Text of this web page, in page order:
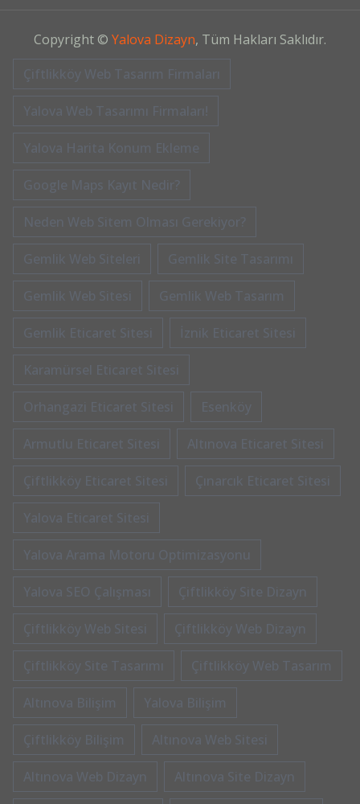
Copyright © Yalova Dizayn, Tüm Hakları Saklıdır.
Çiftlikköy Web Tasarım Firmaları
Yalova Web Tasarımı Firmaları!
Yalova Harita Konum Ekleme
Google Maps Kayıt Nedir?
Neden Web Sitem Olması Gerekiyor?
Gemlik Web Siteleri Gemlik Site Tasarımı
Gemlik Web Sitesi Gemlik Web Tasarım
Gemlik Eticaret Sitesi İznik Eticaret Sitesi
Karamürsel Eticaret Sitesi
Orhangazi Eticaret Sitesi Esenköy
Armutlu Eticaret Sitesi Altınova Eticaret Sitesi
Çiftlikköy Eticaret Sitesi Çınarcık Eticaret Sitesi
Yalova Eticaret Sitesi
Yalova Arama Motoru Optimizasyonu
Yalova SEO Çalışması Çiftlikköy Site Dizayn
Çiftlikköy Web Sitesi Çiftlikköy Web Dizayn
Çiftlikköy Site Tasarımı Çiftlikköy Web Tasarım
Altınova Bilişim Yalova Bilişim
Çiftlikköy Bilişim Altınova Web Sitesi
Altınova Web Dizayn Altınova Site Dizayn